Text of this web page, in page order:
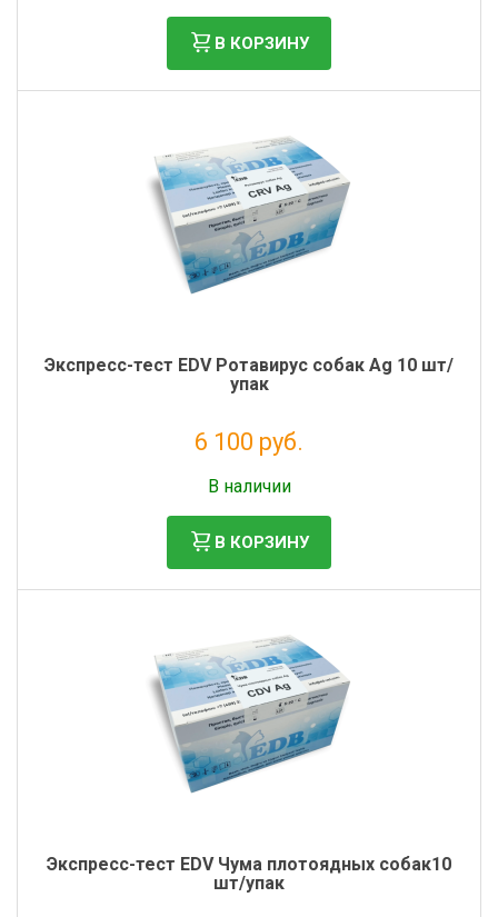
В КОРЗИНУ
Экспресс-тест EDV Ротавирус собак Ag 10 шт/
упак
6 100 руб.
В наличии
В КОРЗИНУ
Экспресс-тест EDV Чума плотоядных собак10
шт/упак